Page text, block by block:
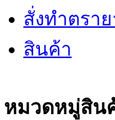
สั่งทำตราย
สินค้า
หมวดหมู่สิน